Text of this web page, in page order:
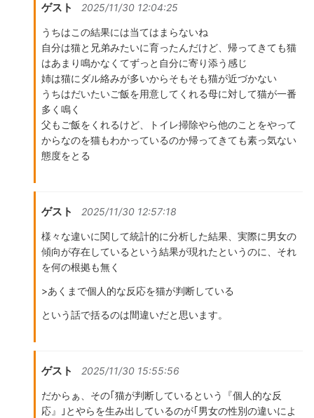
ゲスト 2025/11/30 12:04:25
うちはこの結果には当てはまらないね
自分は猫と兄弟みたいに育ったんだけど、帰ってきても猫
はあまり鳴かなくてずっと自分に寄り添う感じ
姉は猫にダル絡みが多いからそもそも猫が近づかない
うちはだいたいご飯を用意してくれる母に対して猫が一番
多く鳴く
父もご飯をくれるけど、トイレ掃除やら他のことをやって
からなのを猫もわかっているのか帰ってきても素っ気ない
態度をとる
ゲスト 2025/11/30 12:57:18
様々な違いに関して統計的に分析した結果、実際に男女の
傾向が存在しているという結果が現れたというのに、それ
を何の根拠も無く
>あくまで個人的な反応を猫が判断している
という話で括るのは間違いだと思います。
ゲスト 2025/11/30 15:55:56
だからぁ、その｢猫が判断しているという『個人的な反
応』｣とやらを生み出しているのが｢男女の性別の違いによ